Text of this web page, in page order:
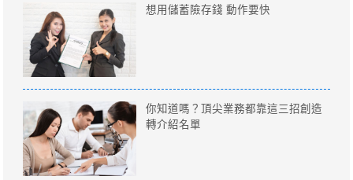
想用儲蓄險存錢 動作要快
你知道嗎？頂尖業務都靠這三招創造
轉介紹名單